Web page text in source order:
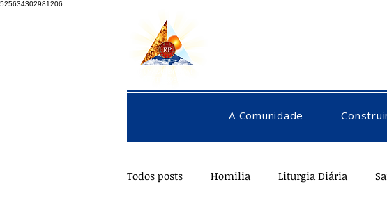
525634302981206
A Comunidade
Todos posts Homilia Liturgia Diária